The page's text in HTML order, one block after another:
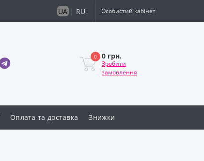
UA RU Особистий кабінет
0 0 грн.
Зробити
замовлення
Оплата та доставка Знижки